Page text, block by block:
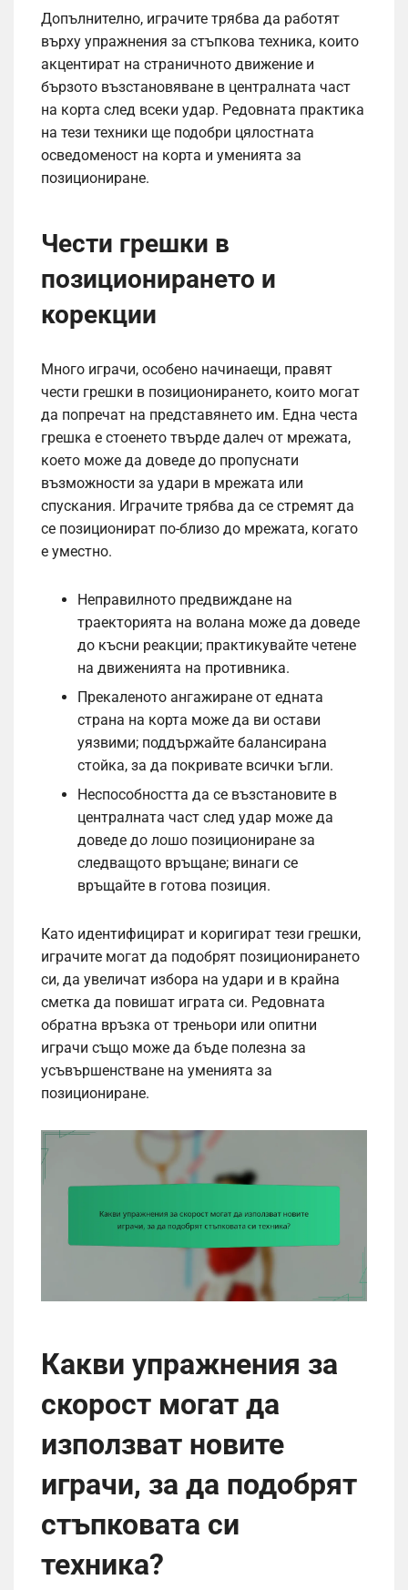
Допълнително, играчите трябва да работят
върху упражнения за стъпкова техника, които
акцентират на страничното движение и
бързото възстановяване в централната част
на корта след всеки удар. Редовната практика
на тези техники ще подобри цялостната
осведоменост на корта и уменията за
позициониране.
Чести грешки в
позиционирането и
корекции
Много играчи, особено начинаещи, правят
чести грешки в позиционирането, които могат
да попречат на представянето им. Една честа
грешка е стоенето твърде далеч от мрежата,
което може да доведе до пропуснати
възможности за удари в мрежата или
спускания. Играчите трябва да се стремят да
се позиционират по-близо до мрежата, когато
е уместно.
Неправилното предвиждане на
траекторията на волана може да доведе
до късни реакции; практикувайте четене
на движенията на противника.
Прекаленото ангажиране от едната
страна на корта може да ви остави
уязвими; поддържайте балансирана
стойка, за да покривате всички ъгли.
Неспособността да се възстановите в
централната част след удар може да
доведе до лошо позициониране за
следващото връщане; винаги се
връщайте в готова позиция.
Като идентифицират и коригират тези грешки,
играчите могат да подобрят позиционирането
си, да увеличат избора на удари и в крайна
сметка да повишат играта си. Редовната
обратна връзка от треньори или опитни
играчи също може да бъде полезна за
усъвършенстване на уменията за
позициониране.
Какви упражнения за
скорост могат да
използват новите
играчи, за да подобрят
стъпковата си
техника?